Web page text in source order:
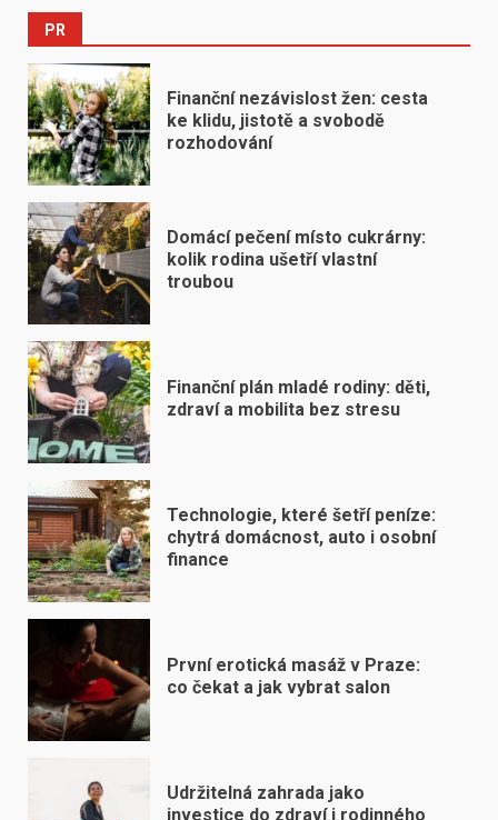
PR
Finanční nezávislost žen: cesta
ke klidu, jistotě a svobodě
rozhodování
Domácí pečení místo cukrárny:
kolik rodina ušetří vlastní
troubou
Finanční plán mladé rodiny: děti,
zdraví a mobilita bez stresu
Technologie, které šetří peníze:
chytrá domácnost, auto i osobní
finance
První erotická masáž v Praze:
co čekat a jak vybrat salon
Udržitelná zahrada jako
investice do zdraví i rodinného